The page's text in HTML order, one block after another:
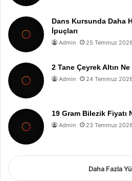
Dans Kursunda Daha
İpuçları
Admin 25 Temmuz 2026
2 Tane Çeyrek Altın
Admin 24 Temmuz 2026
19 Gram Bilezik Fiyatı
Admin 23 Temmuz 2026
Daha Fazla